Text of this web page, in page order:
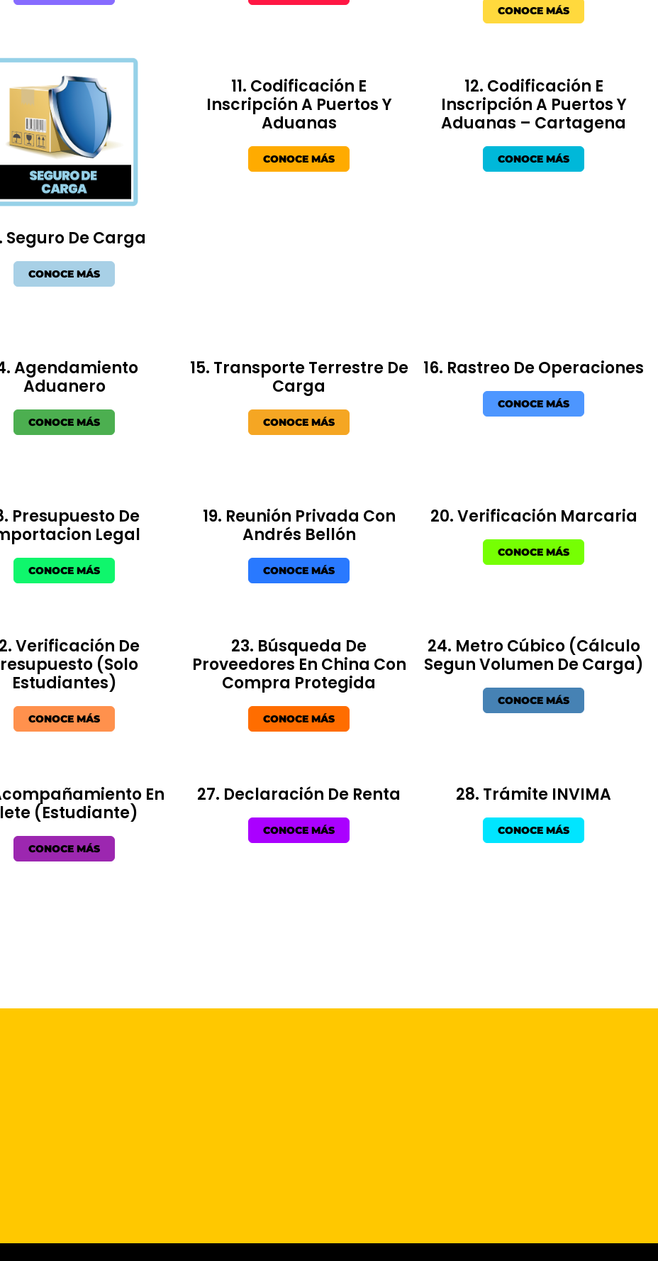
CONOCE MÁS
Seguro De Carga
CONOCE MÁS
11. Codificación E
Inscripción A Puertos Y
Aduanas
CONOCE MÁS
12. Codificación E
Inscripción A Puertos Y
Aduanas – Cartagena
CONOCE MÁS
Agendamiento
Aduanero
CONOCE MÁS
15. Transporte Terrestre De
Carga
CONOCE MÁS
16. Rastreo De Operaciones
CONOCE MÁS
Presupuesto De
Legal
CONOCE MÁS
19. Reunión Privada Con
Andrés Bellón
CONOCE MÁS
20. Verificación Marcaria
CONOCE MÁS
Verificación De
(solo
Estudiantes)
CONOCE MÁS
23. Búsqueda De
Proveedores En China Con
Compra Protegida
CONOCE MÁS
24. Metro Cúbico (Cálculo
Segun Volumen De Carga)
CONOCE MÁS
En
(Estudiante)
CONOCE MÁS
27. Declaración De Renta
CONOCE MÁS
28. Trámite INVIMA
CONOCE MÁS